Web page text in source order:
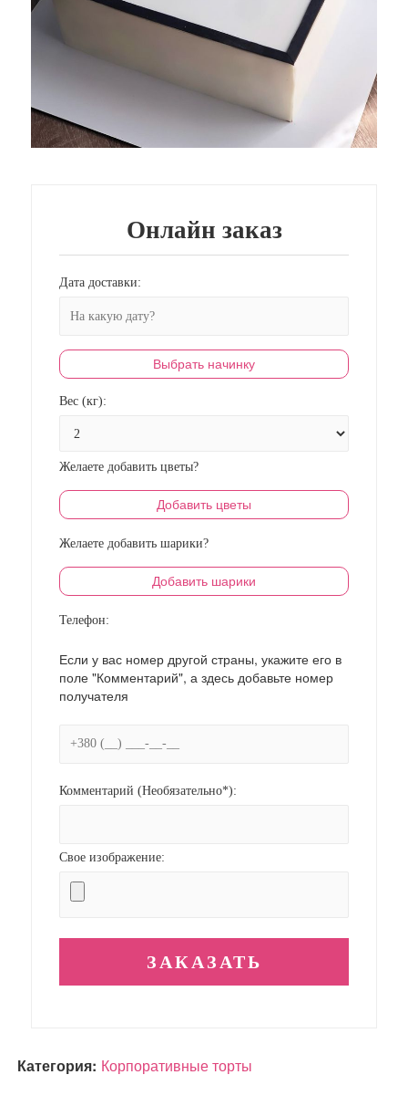
Онлайн заказ
Дата доставки:
Выбрать начинку
Вес (кг):
Желаете добавить цветы?
Добавить цветы
Желаете добавить шарики?
Добавить шарики
Телефон:
Если у вас номер другой страны, укажите его в
поле "Комментарий", а здесь добавьте номер
получателя
Комментарий (Необязательно*):
Свое изображение:
Категория: Корпоративные торты